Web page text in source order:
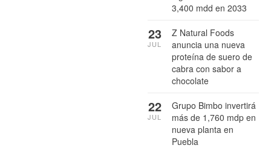
3,400 mdd en 2033
Z Natural Foods
anuncia una nueva
proteína de suero de
cabra con sabor a
chocolate
23
JUL
Grupo Bimbo invertirá
más de 1,760 mdp en
nueva planta en
Puebla
22
JUL